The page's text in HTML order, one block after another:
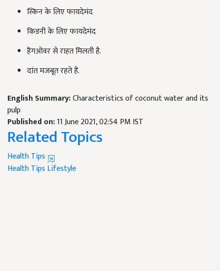
स्किन के लिए फायदेमंद
किडनी के लिए फायदेमंद
हैंगओवर से राहत मिलती है.
दांत मजबूत रहते हैं.
English Summary:Characteristics of coconut water and its
pulp
Published on:11 June 2021, 02:54 PM IST
Related Topics
Health Tips
Health Tips Lifestyle